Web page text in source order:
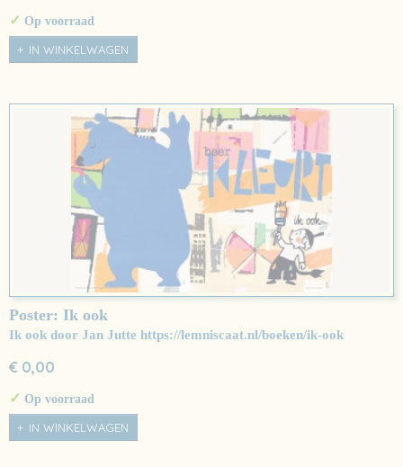
✓ Op voorraad
IN WINKELWAGEN
Poster: Ik ook
Ik ook door Jan Jutte https://lemniscaat.nl/boeken/ik-ook
€ 0,00
✓ Op voorraad
IN WINKELWAGEN